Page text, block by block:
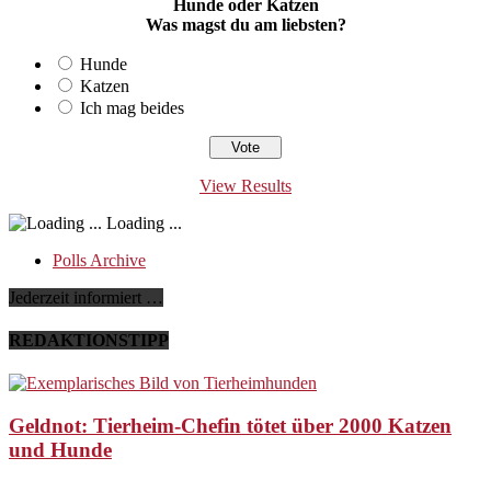
Hunde oder Katzen
Was magst du am liebsten?
Hunde
Katzen
Ich mag beides
View Results
Loading ...
Polls Archive
Jederzeit informiert …
REDAKTIONSTIPP
Geldnot: Tierheim-Chefin tötet über 2000 Katzen
und Hunde